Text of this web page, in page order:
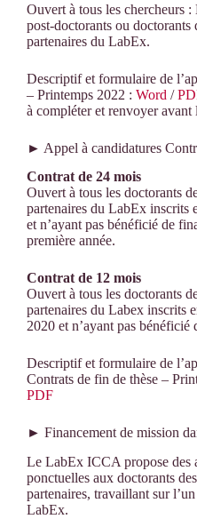
Ouvert à tous les chercheurs :
post-doctorants ou doctorants
partenaires du LabEx.
Descriptif et formulaire de
– Printemps 2022 : Word /
à compléter et renvoyer avant
► Appel à candidatures
Contrat de 24 mois
Ouvert à tous les doctorants
partenaires du LabEx inscrits
et n’ayant pas bénéficié de
première année.
Contrat de 12 mois
Ouvert à tous les doctorants
partenaires du Labex inscrits
2020 et n’ayant pas
Descriptif et formulaire de
Contrats de fin de thèse –
PDF
► Financement de mission
Le LabEx ICCA propose des
ponctuelles aux doctorants
partenaires, travaillant sur
LabEx.